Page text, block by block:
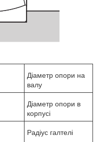
Діаметр опори на
валу
Діаметр опори в
корпусі
Радіус галтелі